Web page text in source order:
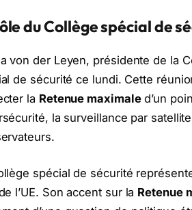
du Collège spécial de
von der Leyen, présidente de la
de sécurité ce lundi. Cette
la Retenue maximaled’un
la surveillance par
spécial de sécurité
l’UE. Son accent sur la Retenue